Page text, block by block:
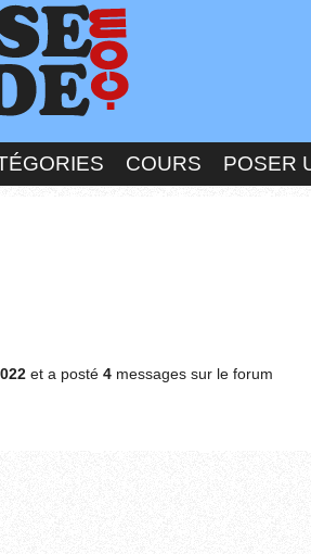
COURS POSER
et a posté 4 messages sur le forum